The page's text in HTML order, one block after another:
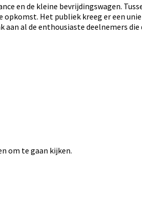
en de kleine bevrijdingswagen.
opkomst. Het publiek kreeg er een
aan al de enthousiaste deelnemers
om te gaan kijken.